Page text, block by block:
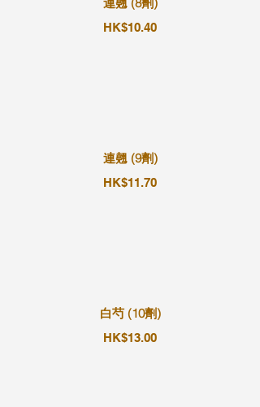
HK$10.40
連翹 (9劑)
HK$11.70
白芍 (10劑)
HK$13.00